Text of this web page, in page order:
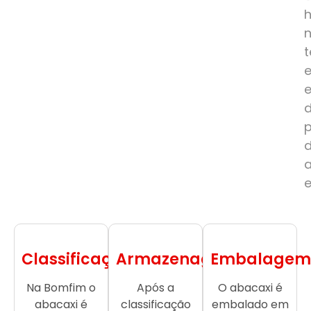
e
Classificação
Na Bomfim o
abacaxi é
Armazenagem
Após a
classificação
Embalagem
O abacaxi é
embalado em